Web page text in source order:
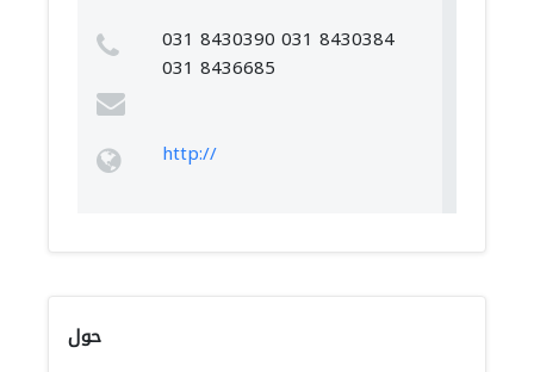
031 8430390 031 8430384
031 8436685
http://
حول